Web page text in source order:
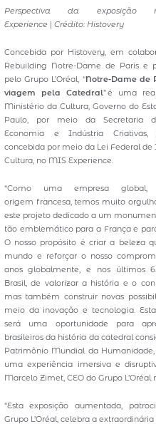
Perspectiva da
Experience | Crédito: Histovery
Concebida por Histovery, em
Rebuilding Notre-Dame de Paris e
pelo Grupo L’Oréal, “Notre-Dame de
viagem pela Catedral” é uma
Ministério da Cultura, Governo do
Paulo, por meio da Secretaria
Economia e Indústria
concebida por meio da Lei Federal
Cultura, no MIS Experience.
“Como uma empresa
origem francesa, temos muito
este projeto dedicado a um
tão emblemático para a França e
O nosso propósito é criar a beleza
mundo e reforçar o nosso
anos globalmente, e nos últimos
Brasil, de valorizar a história e o
mas também construir novas
meio da inovação e tecnologia.
será uma oportunidade para
brasileiros da história da catedral
Patrimônio Mundial da Humanidade,
uma experiência imersiva e
Marcelo Zimet, CEO do Grupo L’Oréal
“Esta exposição aumentada,
Grupo L’Oréal, celebra a